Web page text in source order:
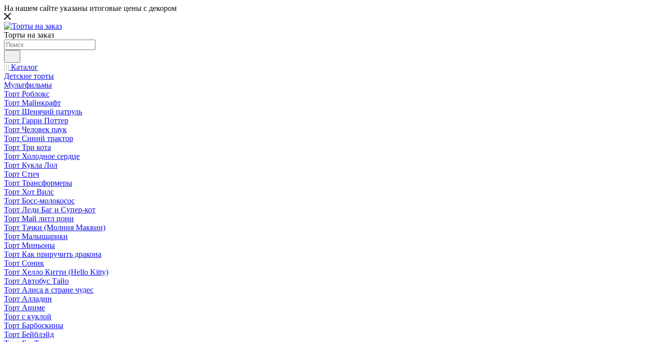
На нашем сайте указаны итоговые цены с декором
Торты на заказ
Каталог
Детские торты
Мультфильмы
Торт Роблокс
Торт Майнкрафт
Торт Щенячий патруль
Торт Гарри Поттер
Торт Человек паук
Торт Синий трактор
Торт Три кота
Торт Холодное сердце
Торт Кукла Лол
Торт Стич
Торт Трансформеры
Торт Хот Вилс
Торт Босс-молокосос
Торт Леди Баг и Супер-кот
Торт Май литл пони
Торт Тачки (Молния Маквин)
Торт Малышарики
Торт Миньоны
Торт Как приручить дракона
Торт Соник
Торт Хелло Китти (Hello Kitty)
Торт Автобус Тайо
Торт Алиса в стране чудес
Торт Алладин
Торт Аниме
Торт с куклой
Торт Барбоскины
Торт Бейблэйд